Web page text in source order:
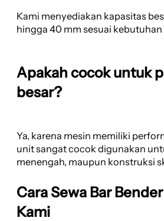
Kami menyediakan kapasitas
hingga 40 mm sesuai
Apakah cocok untuk
besar?
Ya, karena mesin memiliki
unit sangat cocok digunakan
menengah, maupun konstruksi
Cara Sewa Bar
Kami